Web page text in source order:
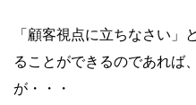
「顧客視点に立ちなさい」
ることができるのであれば
が・・・